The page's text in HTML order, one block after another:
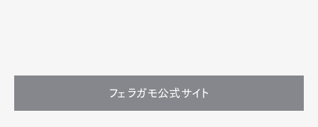
フェラガモ公式サイト